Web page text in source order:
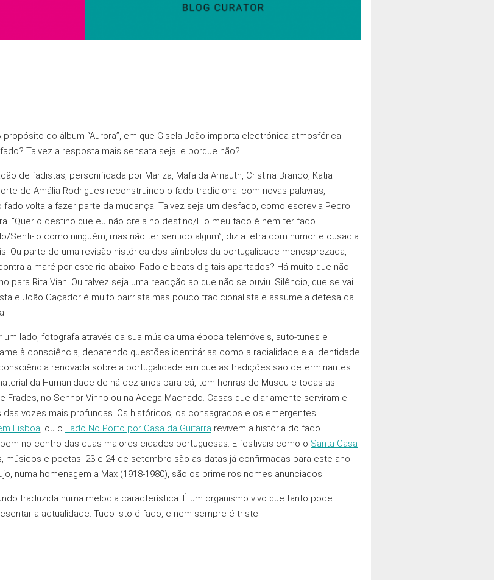
do álbum “Aurora”, em que Gisela João importa electrónica atmosférica
Talvez a resposta mais sensata seja: e porque não?
de fadistas, personificada por Mariza, Mafalda Arnauth, Cristina Branco, Katia
de Amália Rodrigues reconstruindo o fado tradicional com novas palavras,
volta a fazer parte da mudança. Talvez seja um desfado, como escrevia Pedro
“Quer o destino que eu não creia no destino/E o meu fado é nem ter fado
Senti-lo como ninguém, mas não ter sentido algum”, diz a letra com humor e ousadia.
Ou parte de uma revisão histórica dos símbolos da portugalidade menosprezada,
a maré por este rio abaixo. Fado e beats digitais apartados? Há muito que não.
Rita Vian. Ou talvez seja uma reacção ao que não se ouviu. Silêncio, que se vai
e João Caçador é muito bairrista mas pouco tradicionalista e assume a defesa da
lado, fotografa através da sua música uma época telemóveis, auto-tunes e
à consciência, debatendo questões identitárias como a racialidade e a identidade
renovada sobre a portugalidade em que as tradições sāo determinantes
da Humanidade de há dez anos para cá, tem honras de Museu e todas as
Frades, no Senhor Vinho ou na Adega Machado. Casas que diariamente serviram e
vozes mais profundas. Os históricos, os consagrados e os emergentes.
Lisboa, ou o Fado No Porto por Casa da Guitarra revivem a história do fado
no centro das duas maiores cidades portuguesas. E festivais como o Santa Casa
músicos e poetas. 23 e 24 de setembro são as datas já confirmadas para este ano.
numa homenagem a Max (1918-1980), são os primeiros nomes anunciados.
traduzida numa melodia característica. Ė um organismo vivo que tanto pode
a actualidade. Tudo isto é fado, e nem sempre é triste.